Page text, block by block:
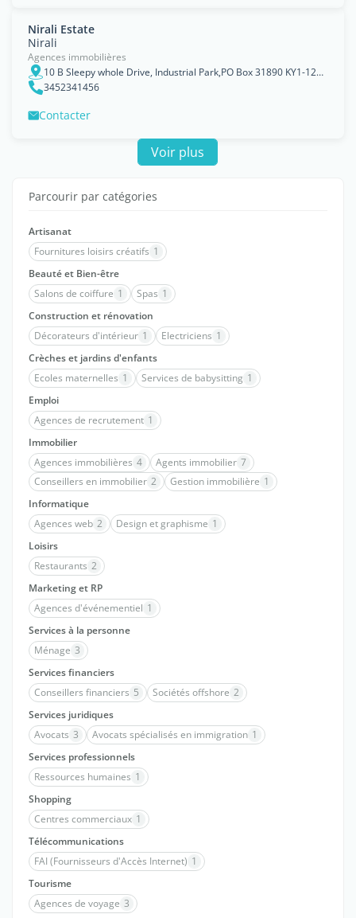
Nirali Estate
Nirali
Agences immobilières
10 B Sleepy whole Drive, Industrial Park,PO Box 31890 KY1-1209, Grand Cayman, George Town
3452341456
Contacter
Voir plus
Parcourir par catégories
Artisanat
Fournitures loisirs créatifs 1
Beauté et Bien-être
Salons de coiffure 1 Spas 1
Construction et rénovation
Décorateurs d'intérieur 1 Electriciens 1
Crèches et jardins d'enfants
Ecoles maternelles 1 Services de babysitting 1
Emploi
Agences de recrutement 1
Immobilier
Agences immobilières 4 Agents immobilier 7
Conseillers en immobilier 2 Gestion immobilière 1
Informatique
Agences web 2 Design et graphisme 1
Loisirs
Restaurants 2
Marketing et RP
Agences d'événementiel 1
Services à la personne
Ménage 3
Services financiers
Conseillers financiers 5 Sociétés offshore 2
Services juridiques
Avocats 3 Avocats spécialisés en immigration 1
Services professionnels
Ressources humaines 1
Shopping
Centres commerciaux 1
Télécommunications
FAI (Fournisseurs d'Accès Internet) 1
Tourisme
Agences de voyage 3